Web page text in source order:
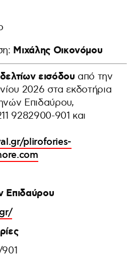
Μιχάλης Οικονόμου
εισόδου από την
2026 στα εκδοτήρια
Επιδαύρου,
9282900-901 και
plirofories-
Επιδαύρου